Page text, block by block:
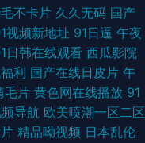
不卡片 久久无码 国产
视频新地址 91日逼 午夜
日韩在线观看 西瓜影院
利 国产在线日皮片 午
毛片 黄色网在线播放 91
导航 欧美喷潮一区二区
精品呦视频 日本乱伦